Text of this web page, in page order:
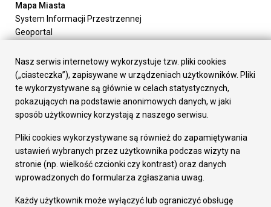
Mapa Miasta
System Informacji Przestrzennej
Geoportal
Załatw sprawę
Prezydent Miasta
Rada Miasta
Wydziały
Elektroniczna Skrzynka Podawcza
Gospodarka
Fundusze europejskie
Środki krajowe
Oferty inwestycyjne
Pozostałe
Nasz serwis internetowy wykorzystuje tzw. pliki cookies
(„ciasteczka”), zapisywane w urządzeniach użytkowników. Pliki
te wykorzystywane są głównie w celach statystycznych,
pokazujących na podstawie anonimowych danych, w jaki
sposób użytkownicy korzystają z naszego serwisu.
Pliki cookies wykorzystywane są również do zapamiętywania
ustawień wybranych przez użytkownika podczas wizyty na
stronie (np. wielkość czcionki czy kontrast) oraz danych
wprowadzonych do formularza zgłaszania uwag.
Każdy użytkownik może wyłączyć lub ograniczyć obsługę